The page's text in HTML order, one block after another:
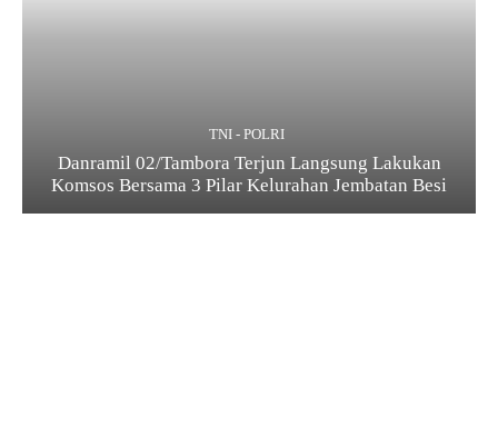
TNI - POLRI
Danramil 02/Tambora Terjun Langsung Lakukan
Komsos Bersama 3 Pilar Kelurahan Jembatan Besi